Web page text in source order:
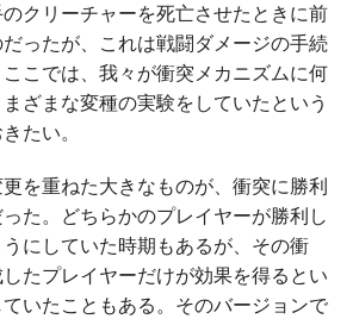
クリーチャーを死亡させたときに前
ったが、これは戦闘ダメージの手続
こでは、我々が衝突メカニズムに何
ざまな変種の実験をしていたという
たい。
を重ねた大きなものが、衝突に勝利
た。どちらかのプレイヤーが勝利し
にしていた時期もあるが、その衝
たプレイヤーだけが効果を得るとい
いたこともある。そのバージョンで